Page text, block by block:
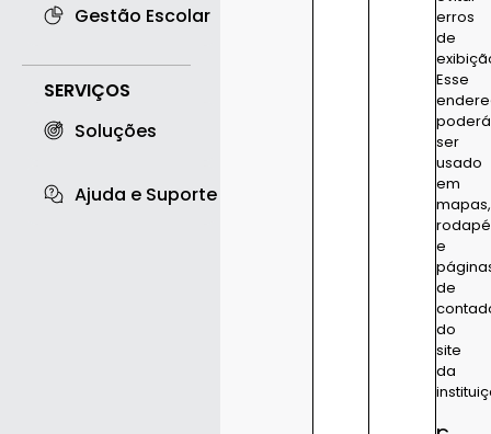
Gestão Escolar
SERVIÇOS
Soluções
Ajuda e Suporte
erros
de
Esse
poderá
ser
usado
em
mapas,
e
de
do
site
da